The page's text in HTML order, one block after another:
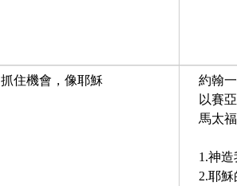
抓住機會，像耶穌
約翰
以賽
馬太
1.神
2.耶